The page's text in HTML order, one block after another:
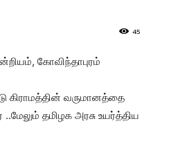
45
கோவிந்தாபுரம்
கிராமத்தின் வருமானத்தை
தமிழக அரசு உயர்த்திய